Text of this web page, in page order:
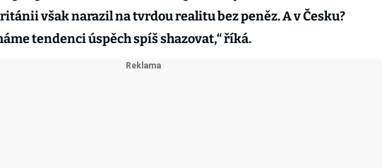
však narazil na tvrdou realitu bez peněz. A v Česku?
tendenci úspěch spíš shazovat,“ říká.